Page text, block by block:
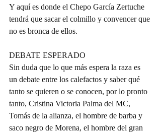
Y aquí es donde el Chepo García Zertuche
tendrá que sacar el colmillo y convencer que
no es bronca de ellos.
DEBATE ESPERADO
Sin duda que lo que más espera la raza es
un debate entre los calefactos y saber qué
tanto se quieren o se conocen, por lo pronto
tanto, Cristina Victoria Palma del MC,
Tomás de la alianza, el hombre de barba y
saco negro de Morena, el hombre del gran